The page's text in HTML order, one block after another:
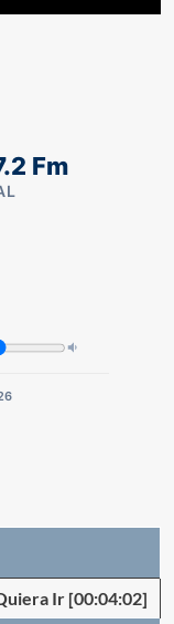
Fm
Ir [00:04:02]